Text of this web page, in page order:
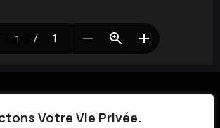
Votre Vie Privée.
77 89 |Contact|Mentions Légales